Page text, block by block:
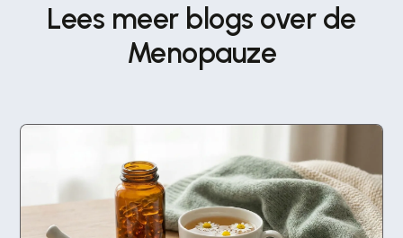
Lees meer blogs over de
Menopauze